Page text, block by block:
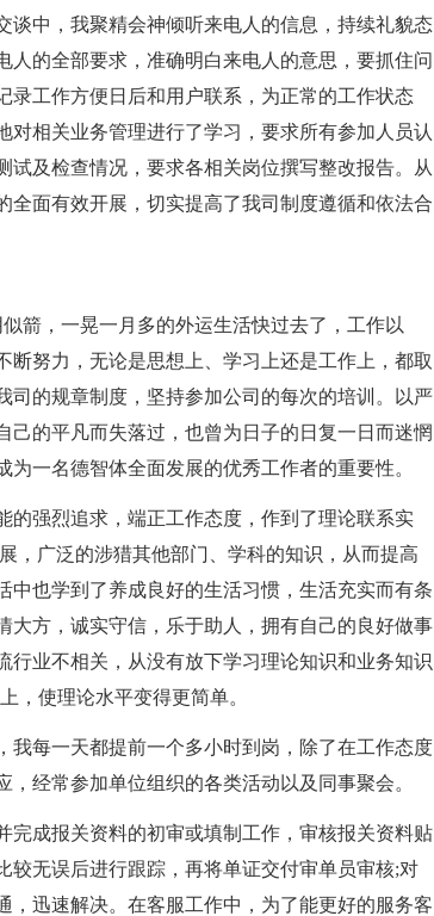
谈中，我聚精会神倾听来电人的信息，持续礼貌态
的全部要求，准确明白来电人的意思，要抓住问
工作方便日后和用户联系，为正常的工作状态
对相关业务管理进行了学习，要求所有参加人员认
及检查情况，要求各相关岗位撰写整改报告。从
全面有效开展，切实提高了我司制度遵循和依法合
箭，一晃一月多的外运生活快过去了，工作以
努力，无论是思想上、学习上还是工作上，都取
的规章制度，坚持参加公司的每次的培训。以严
的平凡而失落过，也曾为日子的日复一日而迷惘
一名德智体全面发展的优秀工作者的重要性。
强烈追求，端正工作态度，作到了理论联系实
，广泛的涉猎其他部门、学科的知识，从而提高
也学到了养成良好的生活习惯，生活充实而有条
方，诚实守信，乐于助人，拥有自己的良好做事
行业不相关，从没有放下学习理论知识和业务知识
，使理论水平变得更简单。
每一天都提前一个多小时到岗，除了在工作态度
经常参加单位组织的各类活动以及同事聚会。
成报关资料的初审或填制工作，审核报关资料贴
无误后进行跟踪，再将单证交付审单员审核;对
迅速解决。在客服工作中，为了能更好的服务客